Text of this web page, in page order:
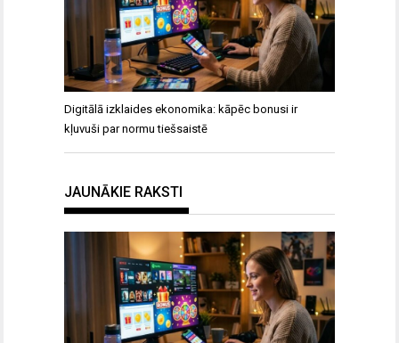
Digitālā izklaides ekonomika: kāpēc bonusi ir
kļuvuši par normu tiešsaistē
JAUNĀKIE RAKSTI